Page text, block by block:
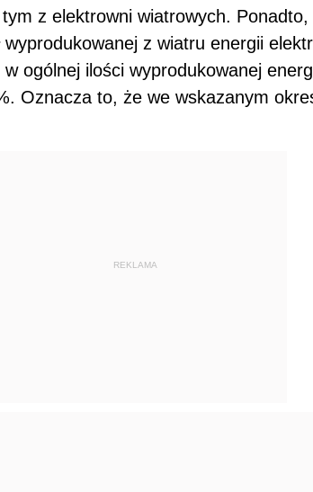
z elektrowni wiatrowych. Ponadto,
wyprodukowanej z wiatru energii
ogólnej ilości wyprodukowanej
Oznacza to, że we wskazanym
REKLAMA